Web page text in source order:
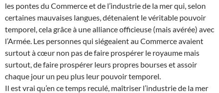
les pontes du Commerce et de l’industrie de la mer qui, selon
certaines mauvaises langues, détenaient le véritable pouvoir
temporel, cela grâce à une alliance officieuse (mais avérée) avec
l’Armée. Les personnes qui siégeaient au Commerce avaient
surtout à cœur non pas de faire prospérer le royaume mais
surtout, de faire prospérer leurs propres bourses et assoir
chaque jour un peu plus leur pouvoir temporel.
Il est vrai qu’en ce temps reculé, maîtriser l’industrie de la mer